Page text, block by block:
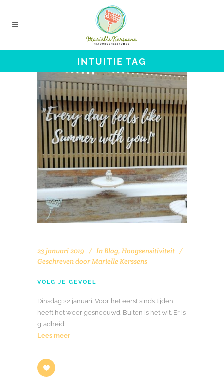
INTUITIE TAG
23 januari 2019 In Blog, Hoogsensitiviteit
Geschreven doorMarielle Kerssens
VOLG JE GEVOEL
Dinsdag 22 januari. Voor het eerst sinds tijden
heeft het weer gesneeuwd. Buiten is het wit. Er is
gladheid
Lees meer